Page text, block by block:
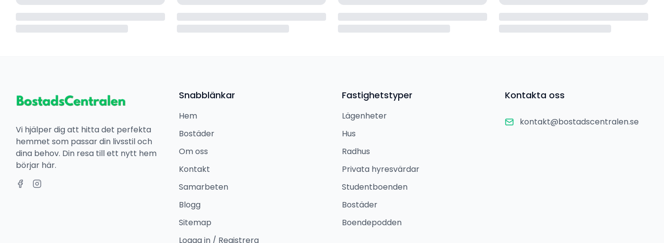
Vi hjälper dig att hitta det perfekta
hemmet som passar din livsstil och
dina behov. Din resa till ett nytt hem
börjar här.
Snabblänkar
Hem
Bostäder
Om oss
Kontakt
Samarbeten
Blogg
Sitemap
Logga in / Registrera
Fastighetstyper
Lägenheter
Hus
Radhus
Privata hyresvärdar
Studentboenden
Bostäder
Boendepodden
Kontakta oss
kontakt@bostadscentralen.se